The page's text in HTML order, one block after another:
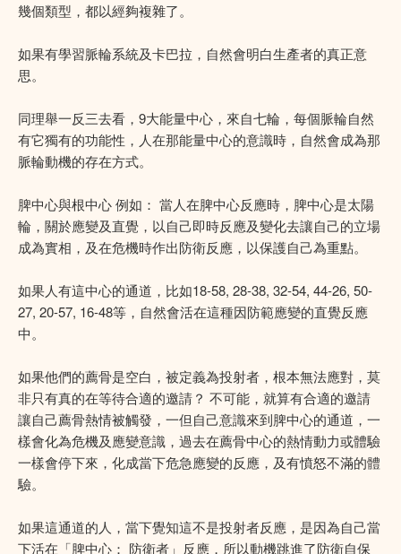
幾個類型，都以經夠複雜了。
如果有學習脈輪系統及卡巴拉，自然會明白生產者的真正意
思。
同理舉一反三去看，9大能量中心，來自七輪，每個脈輪自然
有它獨有的功能性，人在那能量中心的意識時，自然會成為那
脈輪動機的存在方式。
脾中心與根中心 例如： 當人在脾中心反應時，脾中心是太陽
輪，關於應變及直覺，以自己即時反應及變化去讓自己的立場
成為實相，及在危機時作出防衛反應，以保護自己為重點。
如果人有這中心的通道，比如18-58, 28-38, 32-54, 44-26, 50-
27, 20-57, 16-48等，自然會活在這種因防範應變的直覺反應
中。
如果他們的薦骨是空白，被定義為投射者，根本無法應對，莫
非只有真的在等待合適的邀請？ 不可能，就算有合適的邀請
讓自己薦骨熱情被觸發，一但自己意識來到脾中心的通道，一
樣會化為危機及應變意識，過去在薦骨中心的熱情動力或體驗
一樣會停下來，化成當下危急應變的反應，及有憤怒不滿的體
驗。
如果這通道的人，當下覺知這不是投射者反應，是因為自己當
下活在「脾中心： 防衛者」反應，所以動機跳進了防衛自保